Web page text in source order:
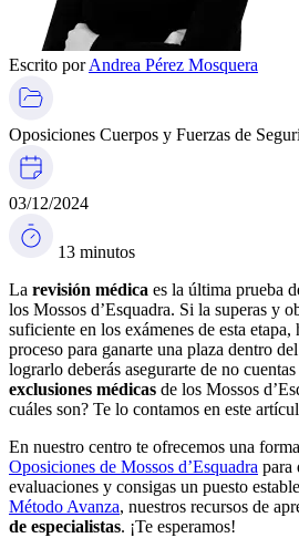
Escrito porAndrea Pérez Mosquera
Oposiciones Cuerpos y Fuerzas de
03/12/2024
13 minutos
La revisión médica es la última prueba
los Mossos d’Esquadra. Si la superas y
suficiente en los exámenes de esta etapa,
proceso para ganarte una plaza dentro
lograrlo deberás asegurarte de no
exclusiones médicas de los Mossos
cuáles son? Te lo contamos en este
En nuestro centro te ofrecemos una
Oposiciones de Mossos d’Esquadra para
evaluaciones y consigas un puesto
Método Avanza, nuestros recursos de
de especialistas. ¡Te esperamos!